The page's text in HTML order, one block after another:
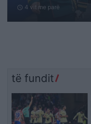
schedule 4 vit me parë
të fundit